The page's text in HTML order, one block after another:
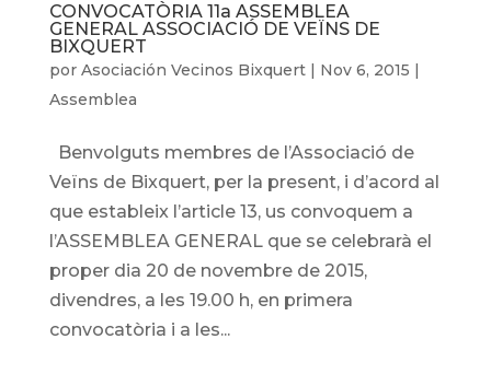
CONVOCATÒRIA 11a ASSEMBLEA
GENERAL ASSOCIACIÓ DE VEÏNS DE
BIXQUERT
por Asociación Vecinos Bixquert| Nov 6, 2015
Assemblea
Benvolguts membres de l’Associació de
Veïns de Bixquert, per la present, i d’acord al
que estableix l’article 13, us convoquem a
l’ASSEMBLEA GENERAL que se celebrarà el
proper dia 20 de novembre de 2015,
divendres, a les 19.00 h, en primera
convocatòria i a les...